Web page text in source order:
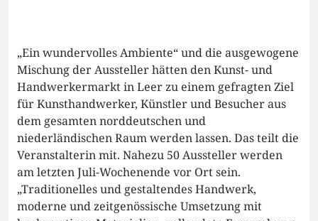
„Ein wundervolles Ambiente“ und die ausgewogene
Mischung der Aussteller hätten den Kunst- und
Handwerkermarkt in Leer zu einem gefragten Ziel
für Kunsthandwerker, Künstler und Besucher aus
dem gesamten norddeutschen und
niederländischen Raum werden lassen. Das teilt die
Veranstalterin mit. Nahezu 50 Aussteller werden
am letzten Juli-Wochenende vor Ort sein.
„Traditionelles und gestaltendes Handwerk,
moderne und zeitgenössische Umsetzung mit